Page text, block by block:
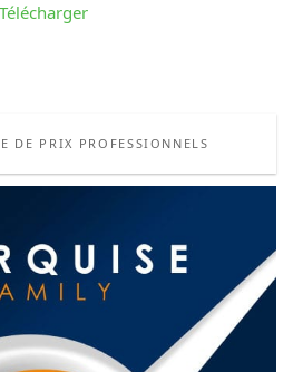
Télécharger
DE PRIX PROFESSIONNELS